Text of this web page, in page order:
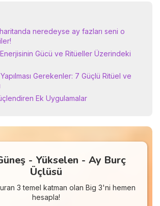
neredeyse ay fazları seni o
Gücü ve Ritüeller Üzerindeki
Gerekenler: 7 Güçlü Ritüel ve
Ek Uygulamalar
- Yükselen - Ay Burç
Üçlüsü
3 temel katman olan Big 3'ni hemen
hesapla!